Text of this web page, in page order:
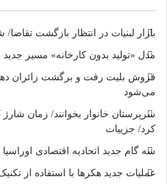
بازار لبنیات در انتظار بازگشت
مدل «تولید بدون کارخانه» مسیر
می‌شود
سرپرستان خانوار بخوانند/ زمان شارژ
کرد/ جزییات
سه گام جدید اتحادیه اقتصادی
عملیات جدید هکرها با استفاده از